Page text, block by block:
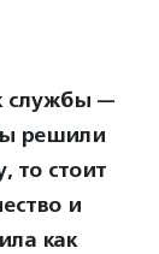
службы —
решили
то стоит
и
как